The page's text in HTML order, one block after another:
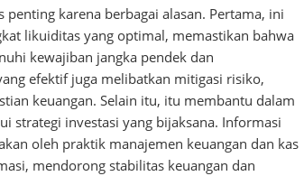
karena berbagai alasan. Pertama, ini
likuiditas yang optimal, memastikan bahwa
kewajiban jangka pendek dan
efektif juga melibatkan mitigasi risiko,
keuangan. Selain itu, itu membantu dalam
strategi investasi yang bijaksana. Informasi
oleh praktik manajemen keuangan dan kas
mendorong stabilitas keuangan dan